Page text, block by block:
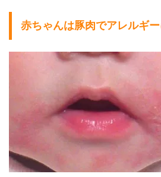
赤ちゃんは豚肉でアレルギー